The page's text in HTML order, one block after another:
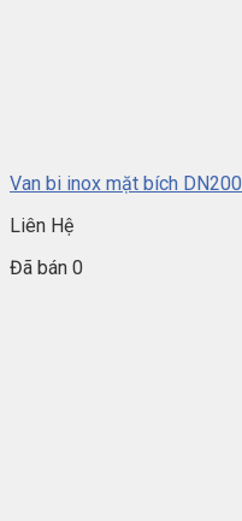
Van bi inox mặt bích DN200
Liên Hệ
Đã bán 0